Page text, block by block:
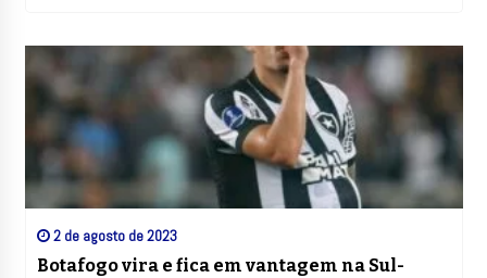
2 de agosto de 2023
Botafogo vira e fica em vantagem na Sul-